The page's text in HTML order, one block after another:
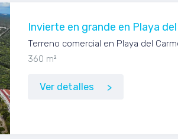
Invierte en grande en Playa
Terreno comercial en Playa del
360 m²
Ver detalles